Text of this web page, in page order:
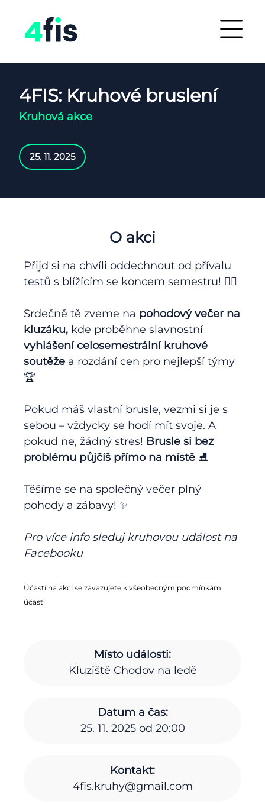
4FIS: Kruhové bruslení
Kruhová akce
25. 11. 2025
O akci
Přijď si na chvíli oddechnout od přívalu
testů s blížícím se koncem semestru! 😮‍💨
Srdečně tě zveme na pohodový večer na
kluzáku, kde proběhne slavnostní
vyhlášení celosemestrální kruhové
soutěže a rozdání cen pro nejlepší týmy
🏆
Pokud máš vlastní brusle, vezmi si je s
sebou – vždycky se hodí mít svoje. A
pokud ne, žádný stres! Brusle si bez
problému půjčíš přímo na místě ⛸️
Těšíme se na společný večer plný
pohody a zábavy! ✨
Pro více info sleduj kruhovou událost na
Facebooku
Účastí na akci se zavazujete k všeobecným podmínkám
účasti
Místo události:
Kluziště Chodov na ledě
Datum a čas:
25. 11. 2025 od 20:00
Kontakt:
4fis.kruhy@gmail.com